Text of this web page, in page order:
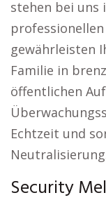
stehen bei uns
gewährleisten
Familie in
öffentlichen
Echtzeit und
Security